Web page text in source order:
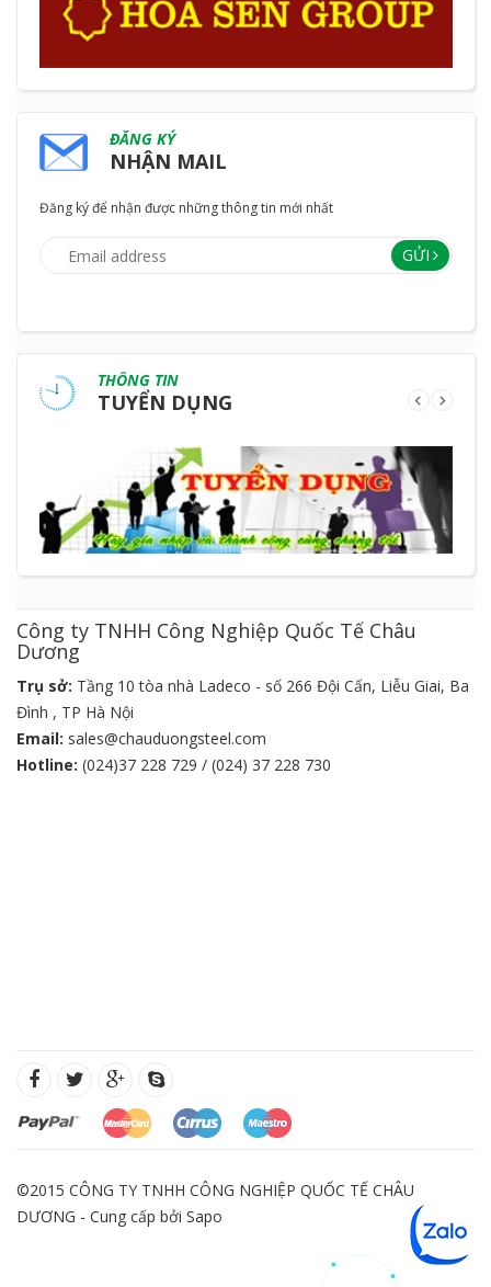
ĐĂNG KÝ
NHẬN MAIL
Đăng ký để nhận được những thông tin mới nhất
GỬI
THÔNG TIN
TUYỂN DỤNG
Công ty TNHH Công Nghiệp Quốc Tế Châu
Dương
Trụ sở: Tầng 10 tòa nhà Ladeco - số 266 Đội Cấn, Liễu Giai, Ba
Đình , TP Hà Nội
Email: sales@chauduongsteel.com
Hotline: (024)37 228 729 / (024) 37 228 730
©2015 CÔNG TY TNHH CÔNG NGHIỆP QUỐC TẾ CHÂU
DƯƠNG - Cung cấp bởi Sapo